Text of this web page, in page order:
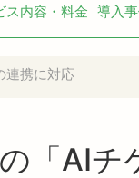
ス内容・料金 導入
連携に対応
「AIチ